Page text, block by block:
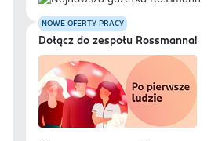
NOWE OFERTY PRACY
Dołącz do zespołu Rossmanna!